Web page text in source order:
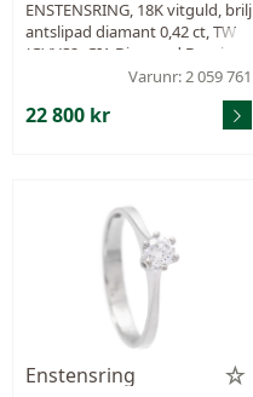
ENSTENSRING, 18K vitguld, brilj
antslipad diamant 0,42 ct, TW
(G)/VS2, GIA Diamond Dossier 2
536354558, storlek 17,25 mm, vi
Varunr: 2 059 761
22 800 kr
Enstensring